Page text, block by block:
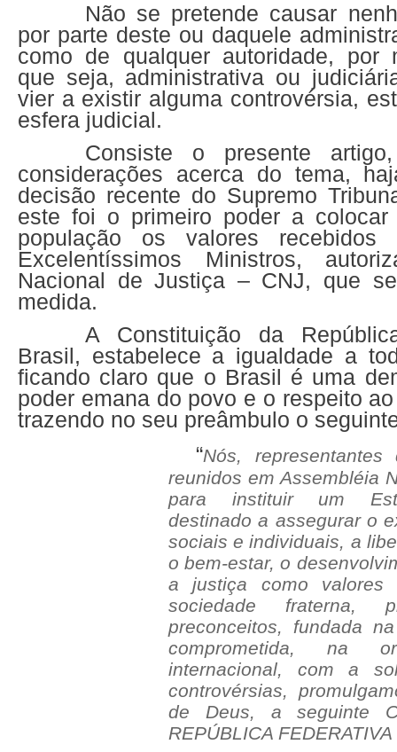
Não se pretende causar
por parte deste ou daquele
como de qualquer autoridade, por
que seja, administrativa ou
vier a existir alguma controvérsia,
esfera judicial.
Consiste o presente
considerações acerca do tema,
decisão recente do Supremo
este foi o primeiro poder a
população os valores recebidos
Excelentíssimos Ministros,
Nacional de Justiça – CNJ, que
medida.
A Constituição da
Brasil, estabelece a igualdade a
ficando claro que o Brasil é uma
poder emana do povo e o respeito
trazendo no seu preâmbulo o
“Nós,
reunidos em Assembléia
para instituir um
destinado a assegurar o
sociais e individuais, a
o bem-estar, o
a justiça como valores
sociedade fraterna,
preconceitos, fundada
comprometida, na
internacional, com a
controvérsias,
de Deus, a seguinte
REPÚBLICA